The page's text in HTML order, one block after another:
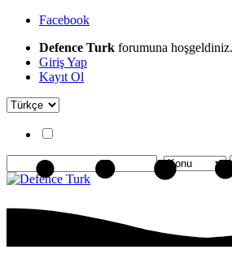
Facebook
Defence Turk forumuna hoşgeldiniz.
Giriş Yap
Kayıt Ol